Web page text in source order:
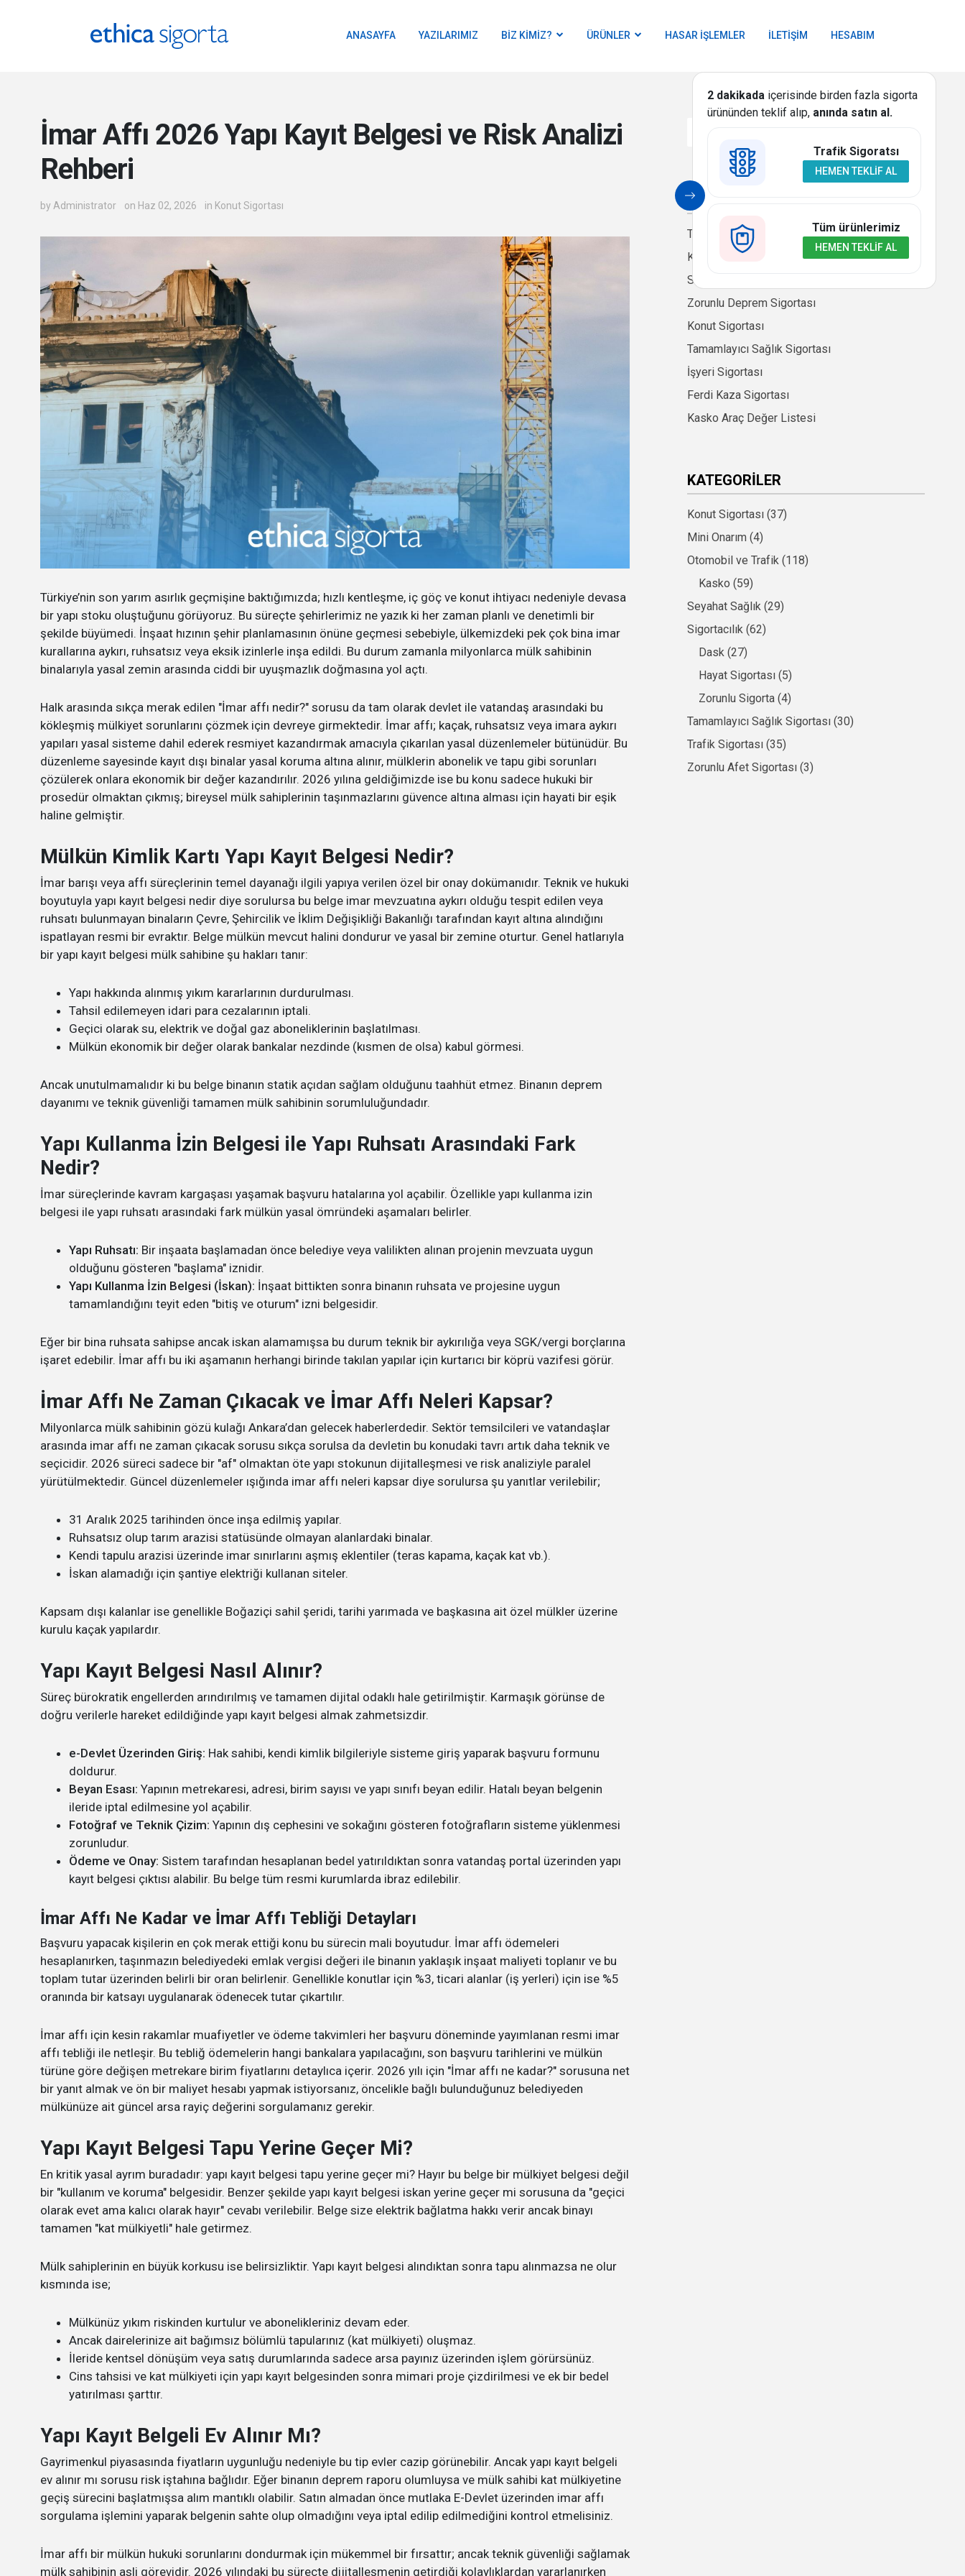
ANASAYFA YAZILARIMIZ BIZ KIMIZ? ÜRÜNLER HASAR İŞLEMLER İLETIŞIM HESABIM
2 dakikada içerisinde birden fazla sigorta
ürününden teklif alıp, anında satın al.
Trafik Sigoratsı
HEMEN TEKLIF AL
Tüm ürünlerimiz
HEMEN TEKLIF AL
İmar Affı 2026 Yapı Kayıt Belgesi ve Risk Analizi
Rehberi
by Administrator on Haz 02, 2026 in Konut Sigortası
Türkiye’nin son yarım asırlık geçmişine baktığımızda; hızlı kentleşme, iç göç ve konut ihtiyacı nedeniyle devasa
bir yapı stoku oluştuğunu görüyoruz. Bu süreçte şehirlerimiz ne yazık ki her zaman planlı ve denetimli bir
şekilde büyümedi. İnşaat hızının şehir planlamasının önüne geçmesi sebebiyle, ülkemizdeki pek çok bina imar
kurallarına aykırı, ruhsatsız veya eksik izinlerle inşa edildi. Bu durum zamanla milyonlarca mülk sahibinin
binalarıyla yasal zemin arasında ciddi bir uyuşmazlık doğmasına yol açtı.
Halk arasında sıkça merak edilen "İmar affı nedir?" sorusu da tam olarak devlet ile vatandaş arasındaki bu
kökleşmiş mülkiyet sorunlarını çözmek için devreye girmektedir. İmar affı; kaçak, ruhsatsız veya imara aykırı
yapıları yasal sisteme dahil ederek resmiyet kazandırmak amacıyla çıkarılan yasal düzenlemeler bütünüdür. Bu
düzenleme sayesinde kayıt dışı binalar yasal koruma altına alınır, mülklerin abonelik ve tapu gibi sorunları
çözülerek onlara ekonomik bir değer kazandırılır. 2026 yılına geldiğimizde ise bu konu sadece hukuki bir
prosedür olmaktan çıkmış; bireysel mülk sahiplerinin taşınmazlarını güvence altına alması için hayati bir eşik
haline gelmiştir.
Mülkün Kimlik Kartı Yapı Kayıt Belgesi Nedir?
İmar barışı veya affı süreçlerinin temel dayanağı ilgili yapıya verilen özel bir onay dokümanıdır. Teknik ve hukuki
boyutuyla yapı kayıt belgesi nedir diye sorulursa bu belge imar mevzuatına aykırı olduğu tespit edilen veya
ruhsatı bulunmayan binaların Çevre, Şehircilik ve İklim Değişikliği Bakanlığı tarafından kayıt altına alındığını
ispatlayan resmi bir evraktır. Belge mülkün mevcut halini dondurur ve yasal bir zemine oturtur. Genel hatlarıyla
bir yapı kayıt belgesi mülk sahibine şu hakları tanır:
Yapı hakkında alınmış yıkım kararlarının durdurulması.
Tahsil edilemeyen idari para cezalarının iptali.
Geçici olarak su, elektrik ve doğal gaz aboneliklerinin başlatılması.
Mülkün ekonomik bir değer olarak bankalar nezdinde (kısmen de olsa) kabul görmesi.
Ancak unutulmamalıdır ki bu belge binanın statik açıdan sağlam olduğunu taahhüt etmez. Binanın deprem
dayanımı ve teknik güvenliği tamamen mülk sahibinin sorumluluğundadır.
Yapı Kullanma İzin Belgesi ile Yapı Ruhsatı Arasındaki Fark
Nedir?
İmar süreçlerinde kavram kargaşası yaşamak başvuru hatalarına yol açabilir. Özellikle yapı kullanma izin
belgesi ile yapı ruhsatı arasındaki fark mülkün yasal ömründeki aşamaları belirler.
Yapı Ruhsatı: Bir inşaata başlamadan önce belediye veya valilikten alınan projenin mevzuata uygun
olduğunu gösteren "başlama" iznidir.
Yapı Kullanma İzin Belgesi (İskan): İnşaat bittikten sonra binanın ruhsata ve projesine uygun
tamamlandığını teyit eden "bitiş ve oturum" izni belgesidir.
Eğer bir bina ruhsata sahipse ancak iskan alamamışsa bu durum teknik bir aykırılığa veya SGK/vergi borçlarına
işaret edebilir. İmar affı bu iki aşamanın herhangi birinde takılan yapılar için kurtarıcı bir köprü vazifesi görür.
İmar Affı Ne Zaman Çıkacak​ ve İmar Affı Neleri Kapsar​?
Milyonlarca mülk sahibinin gözü kulağı Ankara’dan gelecek haberlerdedir. Sektör temsilcileri ve vatandaşlar
arasında imar affı ne zaman çıkacak​ sorusu sıkça sorulsa da devletin bu konudaki tavrı artık daha teknik ve
seçicidir. 2026 süreci sadece bir "af" olmaktan öte yapı stokunun dijitalleşmesi ve risk analiziyle paralel
yürütülmektedir. Güncel düzenlemeler ışığında imar affı neleri kapsar​ diye sorulursa şu yanıtlar verilebilir;
31 Aralık 2025 tarihinden önce inşa edilmiş yapılar.
Ruhsatsız olup tarım arazisi statüsünde olmayan alanlardaki binalar.
Kendi tapulu arazisi üzerinde imar sınırlarını aşmış eklentiler (teras kapama, kaçak kat vb.).
İskan alamadığı için şantiye elektriği kullanan siteler.
Kapsam dışı kalanlar ise genellikle Boğaziçi sahil şeridi, tarihi yarımada ve başkasına ait özel mülkler üzerine
kurulu kaçak yapılardır.
Yapı Kayıt Belgesi Nasıl Alınır?
Süreç bürokratik engellerden arındırılmış ve tamamen dijital odaklı hale getirilmiştir. Karmaşık görünse de
doğru verilerle hareket edildiğinde yapı kayıt belgesi almak zahmetsizdir.
e-Devlet Üzerinden Giriş: Hak sahibi, kendi kimlik bilgileriyle sisteme giriş yaparak başvuru formunu
doldurur.
Beyan Esası: Yapının metrekaresi, adresi, birim sayısı ve yapı sınıfı beyan edilir. Hatalı beyan belgenin
ileride iptal edilmesine yol açabilir.
Fotoğraf ve Teknik Çizim: Yapının dış cephesini ve sokağını gösteren fotoğrafların sisteme yüklenmesi
zorunludur.
Ödeme ve Onay: Sistem tarafından hesaplanan bedel yatırıldıktan sonra vatandaş portal üzerinden yapı
kayıt belgesi çıktısı alabilir. Bu belge tüm resmi kurumlarda ibraz edilebilir.
İmar Affı Ne Kadar​ ve İmar Affı Tebliği​ Detayları
Başvuru yapacak kişilerin en çok merak ettiği konu bu sürecin mali boyutudur. İmar affı ödemeleri
hesaplanırken, taşınmazın belediyedeki emlak vergisi değeri ile binanın yaklaşık inşaat maliyeti toplanır ve bu
toplam tutar üzerinden belirli bir oran belirlenir. Genellikle konutlar için %3, ticari alanlar (iş yerleri) için ise %5
oranında bir katsayı uygulanarak ödenecek tutar çıkartılır.
İmar affı için kesin rakamlar muafiyetler ve ödeme takvimleri her başvuru döneminde yayımlanan resmi imar
affı tebliği ile netleşir. Bu tebliğ ödemelerin hangi bankalara yapılacağını, son başvuru tarihlerini ve mülkün
türüne göre değişen metrekare birim fiyatlarını detaylıca içerir. 2026 yılı için "İmar affı ne kadar?" sorusuna net
bir yanıt almak ve ön bir maliyet hesabı yapmak istiyorsanız, öncelikle bağlı bulunduğunuz belediyeden
mülkünüze ait güncel arsa rayiç değerini sorgulamanız gerekir.
Yapı Kayıt Belgesi Tapu Yerine Geçer Mi?
En kritik yasal ayrım buradadır: yapı kayıt belgesi tapu yerine geçer mi? Hayır bu belge bir mülkiyet belgesi değil
bir "kullanım ve koruma" belgesidir. Benzer şekilde yapı kayıt belgesi iskan yerine geçer mi sorusuna da "geçici
olarak evet ama kalıcı olarak hayır" cevabı verilebilir. Belge size elektrik bağlatma hakkı verir ancak binayı
tamamen "kat mülkiyetli" hale getirmez.
Mülk sahiplerinin en büyük korkusu ise belirsizliktir. Yapı kayıt belgesi alındıktan sonra tapu alınmazsa ne olur
kısmında ise;
Mülkünüz yıkım riskinden kurtulur ve abonelikleriniz devam eder.
Ancak dairelerinize ait bağımsız bölümlü tapularınız (kat mülkiyeti) oluşmaz.
İleride kentsel dönüşüm veya satış durumlarında sadece arsa payınız üzerinden işlem görürsünüz.
Cins tahsisi ve kat mülkiyeti için yapı kayıt belgesinden sonra mimari proje çizdirilmesi ve ek bir bedel
yatırılması şarttır.
Yapı Kayıt Belgeli Ev Alınır Mı?
Gayrimenkul piyasasında fiyatların uygunluğu nedeniyle bu tip evler cazip görünebilir. Ancak yapı kayıt belgeli
ev alınır mı sorusu risk iştahına bağlıdır. Eğer binanın deprem raporu olumluysa ve mülk sahibi kat mülkiyetine
geçiş sürecini başlatmışsa alım mantıklı olabilir. Satın almadan önce mutlaka E-Devlet üzerinden imar affı
sorgulama​ işlemini yaparak belgenin sahte olup olmadığını veya iptal edilip edilmediğini kontrol etmelisiniz.
İmar affı bir mülkün hukuki sorunlarını dondurmak için mükemmel bir fırsattır; ancak teknik güvenliği sağlamak
mülk sahibinin asli görevidir. 2026 yılındaki bu süreçte dijitalleşmenin getirdiği kolaylıklardan yararlanırken
SIGORTA
Trafik Sigortası
Kasko Sigortası
Seyahat Sağlık Sigortası
Zorunlu Deprem Sigortası
Konut Sigortası
Tamamlayıcı Sağlık Sigortası
İşyeri Sigortası
Ferdi Kaza Sigortası
Kasko Araç Değer Listesi
KATEGORILER
Konut Sigortası(37)
Mini Onarım(4)
Otomobil ve Trafik(118)
Kasko(59)
Seyahat Sağlık(29)
Sigortacılık(62)
Dask(27)
Hayat Sigortası(5)
Zorunlu Sigorta(4)
Tamamlayıcı Sağlık Sigortası(30)
Trafik Sigortası(35)
Zorunlu Afet Sigortası(3)